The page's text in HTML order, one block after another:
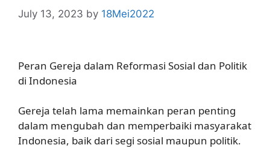
July 13, 2023 by 18Mei2022
Peran Gereja dalam Reformasi Sosial dan Politik
di Indonesia
Gereja telah lama memainkan peran penting
dalam mengubah dan memperbaiki masyarakat
Indonesia, baik dari segi sosial maupun politik.